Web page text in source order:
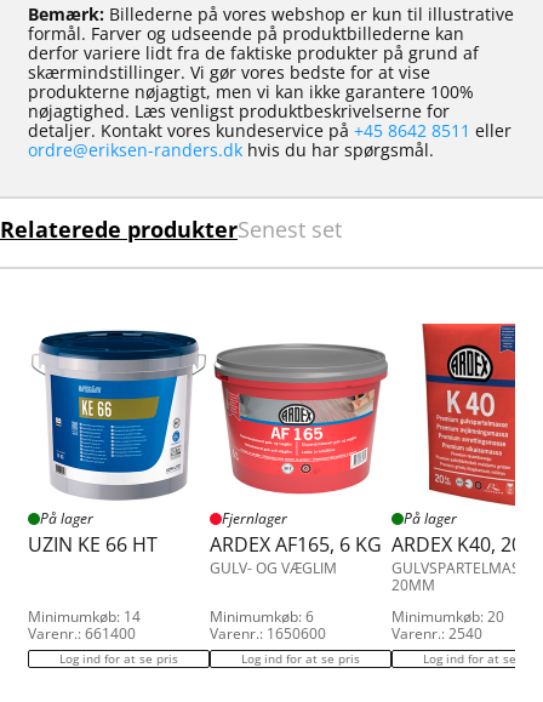
Bemærk: Billederne på vores webshop er kun til illustrative
formål. Farver og udseende på produktbillederne kan
derfor variere lidt fra de faktiske produkter på grund af
skærmindstillinger. Vi gør vores bedste for at vise
produkterne nøjagtigt, men vi kan ikke garantere 100%
nøjagtighed. Læs venligst produktbeskrivelserne for
detaljer. Kontakt vores kundeservice på +45 8642 8511 eller
ordre@eriksen-randers.dk hvis du har spørgsmål.
Relaterede produkterSenest set
På lager
UZIN KE 66 HT
Minimumkøb: 14
Varenr.: 661400
Log ind for at se pris
Fjernlager
ARDEX AF165, 6 KG
GULV- OG VÆGLIM
Minimumkøb: 6
Varenr.: 1650600
Log ind for at se pris
På lager
ARDEX K40, 20
GULVSPARTELMASSE
20MM
Minimumkøb: 20
Varenr.: 2540
Log ind for at se pris